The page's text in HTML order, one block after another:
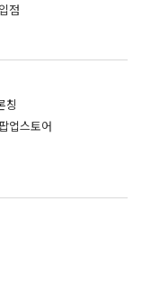
점
칭
업스토어